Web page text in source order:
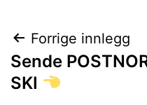
Forrige innlegg
Sende
SKI